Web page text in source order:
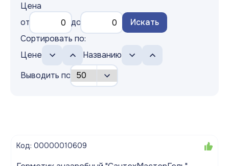
Цена
от
до
Искать
Сортировать по:
Цене
Названию
Выводить по
Код: 00000010609